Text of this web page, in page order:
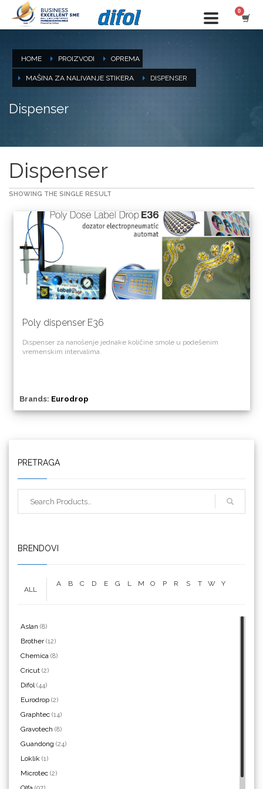
HOME PROIZVODI OPREMA
MAŠINA ZA NALIVANJE STIKERA DISPENSER
Dispenser
Dispenser
SHOWING THE SINGLE RESULT
Poly dispenser E36
Dispenser za nanošenje jednake količine smole u podešenim
vremenskim intervalima.
Brands: Eurodrop
PRETRAGA
BRENDOVI
ALL
A B C D E G L M O P R S T W Y
Aslan (8)
Brother(12)
Chemica (8)
Cricut (2)
Difol(44)
Eurodrop (2)
Graphtec (14)
Gravotech (8)
Guandong (24)
Loklik (1)
Microtec (2)